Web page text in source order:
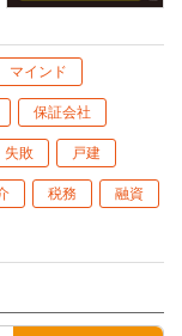
マインド
保証会社
失敗 戸建
税務 融資